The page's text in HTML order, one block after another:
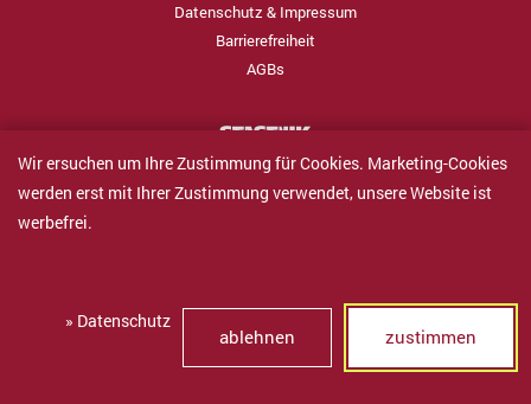
Datenschutz & Impressum
Barrierefreiheit
AGBs
VERKAUF B2B
Wir ersuchen um Ihre Zustimmung für Cookies. Marketing-Cookies
werden erst mit Ihrer Zustimmung verwendet, unsere Website ist
werbefrei.
» Datenschutz
ablehnen zustimmen